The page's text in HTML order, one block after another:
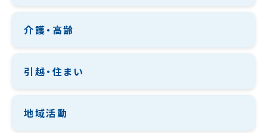
介護・高齢
引越・住まい
地域活動